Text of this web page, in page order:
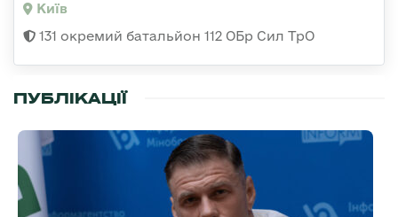
Київ
131 окремий батальйон 112 ОБр Сил ТрО
ПУБЛІКАЦІЇ